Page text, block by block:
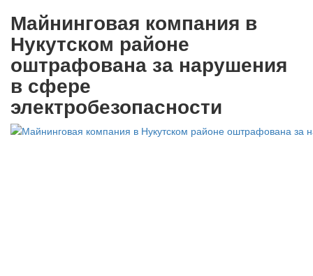
Майнинговая компания в
Нукутском районе
оштрафована за нарушения
в сфере
электробезопасности